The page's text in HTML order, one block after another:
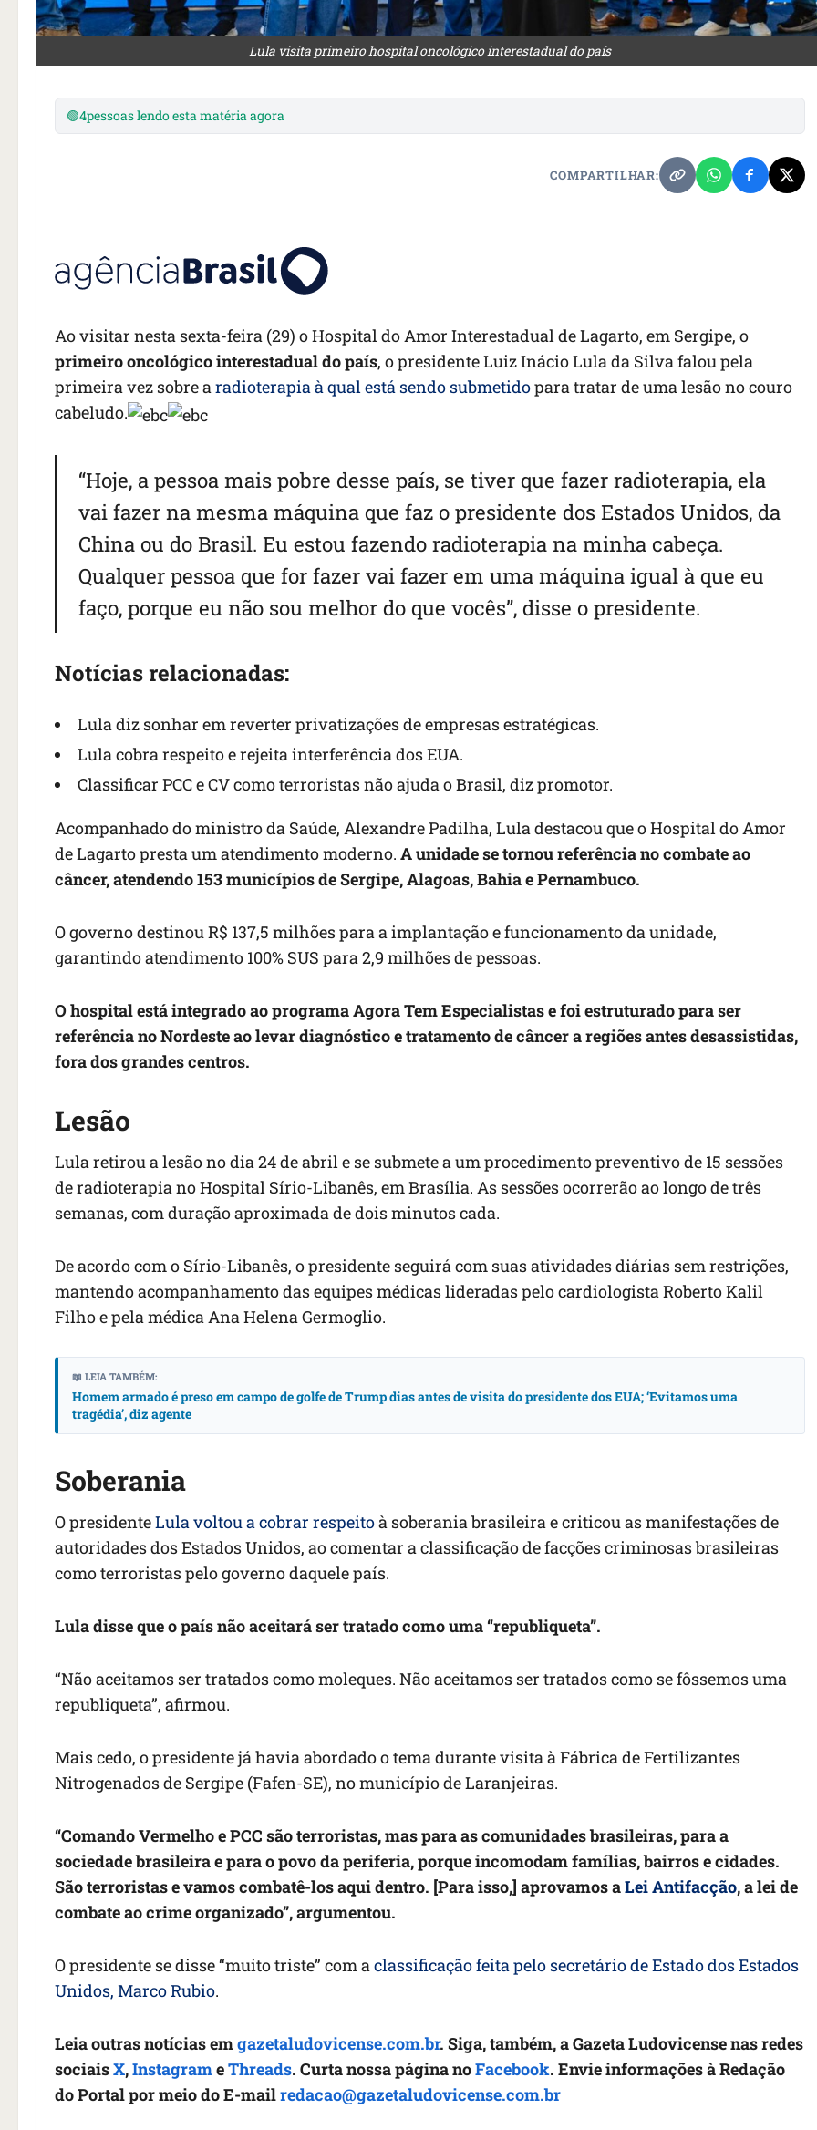
Lula visita primeiro hospital oncológico interestadual do país
🟢4pessoas lendo esta matéria agora
COMPARTILHAR:
Ao visitar nesta sexta-feira (29) o Hospital do Amor Interestadual de Lagarto, em Sergipe, o
primeiro oncológico interestadual do país, o presidente Luiz Inácio Lula da Silva falou pela
primeira vez sobre aradioterapia à qual está sendo submetidopara tratar de uma lesão no couro
cabeludo.
“Hoje, a pessoa mais pobre desse país, se tiver que fazer radioterapia, ela
vai fazer na mesma máquina que faz o presidente dos Estados Unidos, da
China ou do Brasil. Eu estou fazendo radioterapia na minha cabeça.
Qualquer pessoa que for fazer vai fazer em uma máquina igual à que eu
faço, porque eu não sou melhor do que vocês”, disse o presidente.
Notícias relacionadas:
Lula diz sonhar em reverter privatizações de empresas estratégicas.
Lula cobra respeito e rejeita interferência dos EUA.
Classificar PCC e CV como terroristas não ajuda o Brasil, diz promotor.
Acompanhado do ministro da Saúde, Alexandre Padilha, Lula destacou que o Hospital do Amor
de Lagarto presta um atendimento moderno. A unidade se tornou referência no combate ao
câncer, atendendo 153 municípios de Sergipe, Alagoas, Bahia e Pernambuco.
O governo destinou R$ 137,5 milhões para a implantação e funcionamento da unidade,
garantindo atendimento 100% SUS para 2,9 milhões de pessoas.
O hospital está integrado ao programa Agora Tem Especialistas e foi estruturado para ser
referência no Nordeste ao levar diagnóstico e tratamento de câncer a regiões antes desassistidas,
fora dos grandes centros.
Lesão
Lula retirou a lesão no dia 24 de abril e se submete a um procedimento preventivo de 15 sessões
de radioterapia no Hospital Sírio-Libanês, em Brasília. As sessões ocorrerão ao longo de três
semanas, com duração aproximada de dois minutos cada.
De acordo com o Sírio-Libanês, o presidente seguirá com suas atividades diárias sem restrições,
mantendo acompanhamento das equipes médicas lideradas pelo cardiologista Roberto Kalil
Filho e pela médica Ana Helena Germoglio.
📖 LEIA TAMBÉM:
Homem armado é preso em campo de golfe de Trump dias antes de visita do presidente dos EUA; ‘Evitamos uma
tragédia’, diz agente
Soberania
O presidenteLula voltou a cobrar respeitoà soberania brasileira e criticou as manifestações de
autoridades dos Estados Unidos, ao comentar a classificação de facções criminosas brasileiras
como terroristas pelo governo daquele país.
Lula disse que o país não aceitará ser tratado como uma “republiqueta”.
“Não aceitamos ser tratados como moleques. Não aceitamos ser tratados como se fôssemos uma
republiqueta”, afirmou.
Mais cedo, o presidente já havia abordado o tema durante visita à Fábrica de Fertilizantes
Nitrogenados de Sergipe (Fafen-SE), no município de Laranjeiras.
“Comando Vermelho e PCC são terroristas, mas para as comunidades brasileiras, para a
sociedade brasileira e para o povo da periferia, porque incomodam famílias, bairros e cidades.
São terroristas e vamos combatê-los aqui dentro. [Para isso,] aprovamos aLei Antifacção, a lei de
combate ao crime organizado”, argumentou.
O presidente se disse “muito triste” com a classificação feita pelo secretário de Estado dos Estados
Unidos, Marco Rubio.
Leia outras notícias emgazetaludovicense.com.br. Siga, também, a Gazeta Ludovicense nas redes
sociaisX,InstagrameThreads. Curta nossa página noFacebook. Envie informações à Redação
do Portal por meio do E-mailredacao@gazetaludovicense.com.br